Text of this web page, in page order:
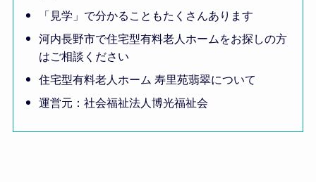
「見学」で分かることもたくさんあります
河内長野市で住宅型有料老人ホームをお探しの方
はご相談ください
住宅型有料老人ホーム 寿里苑翡翠について
運営元：社会福祉法人博光福祉会